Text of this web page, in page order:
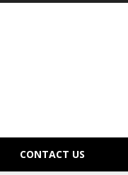
CONTACT US